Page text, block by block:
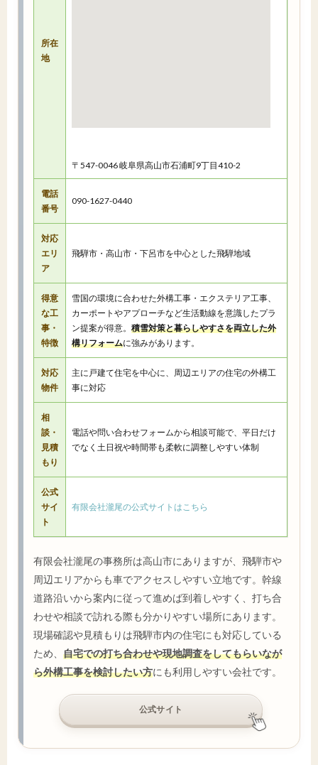
所在
地
〒547-0046 岐阜県高山市石浦町9丁目410-2
電話
番号
090-1627-0440
対応
エリ
ア
飛騨市・高山市・下呂市を中心とした飛騨地域
得意
な工
事・
特徴
雪国の環境に合わせた外構工事・エクステリア工事、
カーポートやアプローチなど生活動線を意識したプラ
ン提案が得意。 積雪対策と暮らしやすさを両立した外
構リフォームに強みがあります。
対応
物件
主に戸建て住宅を中心に、周辺エリアの住宅の外構工
事に対応
相
談・
見積
もり
電話や問い合わせフォームから相談可能で、平日だけ
でなく土日祝や時間帯も柔軟に調整しやすい体制
公式
サイ
ト
有限会社瀧尾の公式サイトはこちら
有限会社瀧尾の事務所は高山市にありますが、飛騨市や
周辺エリアからも車でアクセスしやすい立地です。幹線
道路沿いから案内に従って進めば到着しやすく、打ち合
わせや相談で訪れる際も分かりやすい場所にあります。
現場確認や見積もりは飛騨市内の住宅にも対応している
ため、 自宅での打ち合わせや現地調査をしてもらいなが
ら外構工事を検討したい方にも利用しやすい会社です。
公式サイト